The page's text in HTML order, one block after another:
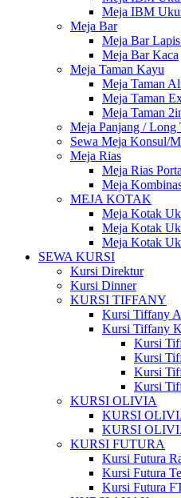
Meja IBM
Meja Bar
Meja Bar
Meja Bar Kaca
Meja Taman Kayu
Meja Taman
Meja Taman
Meja Taman
Meja Panjang / Long
Sewa Meja Konsul/
Meja Rias
Meja Rias
Meja
MEJA KOTAK
Meja Kotak
Meja Kotak
Meja Kotak
SEWA KURSI
Kursi Direktur
Kursi Dinner
KURSI TIFFANY
Kursi Tiffany
Kursi Tiffany
Kursi
Kursi
Kursi
Kursi
KURSI OLIVIA
KURSI
KURSI
KURSI FUTURA
Kursi Futura
Kursi Futura
Kursi Futura